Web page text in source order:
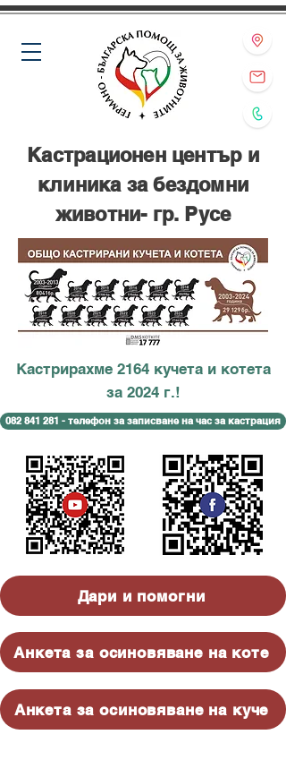
Кастрирахме 2164 кучета и котета
за 2024 г.!
082 841 281 - телефон за записване на час за кастрация
Кастрационен център и
клиника за бездомни
животни- гр. Русе
Дари и помогни
Анкета за осиновяване на коте
Анкета за осиновяване на куче